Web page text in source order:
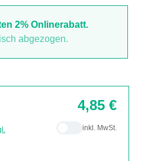
2% Onlinerabatt.
abgezogen.
4,85 €
inkl. MwSt.